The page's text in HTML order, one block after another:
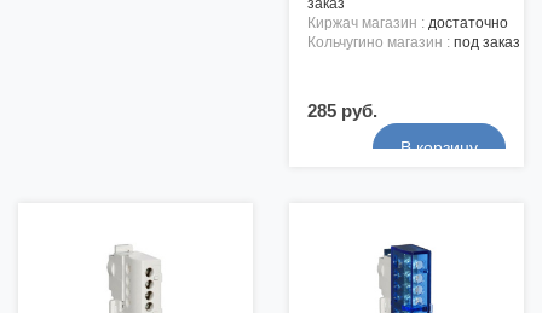
заказ
киржач магазин : достаточно
кольчугино магазин : под заказ
285 руб.